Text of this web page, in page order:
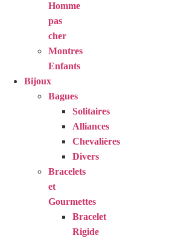
Homme
pas
cher
Montres
Enfants
Bijoux
Bagues
Solitaires
Alliances
Chevalières
Divers
Bracelets
et
Gourmettes
Bracelet
Rigide